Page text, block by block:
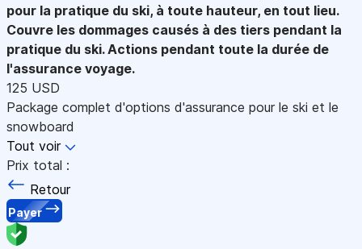
pour la pratique du ski, à toute hauteur, en tout lieu.
Couvre les dommages causés à des tiers pendant la
pratique du ski. Actions pendant toute la durée de
l'assurance voyage.
125 USD
Package complet d'options d'assurance pour le ski et le
snowboard
Tout voir
Prix total :
Retour
Payer